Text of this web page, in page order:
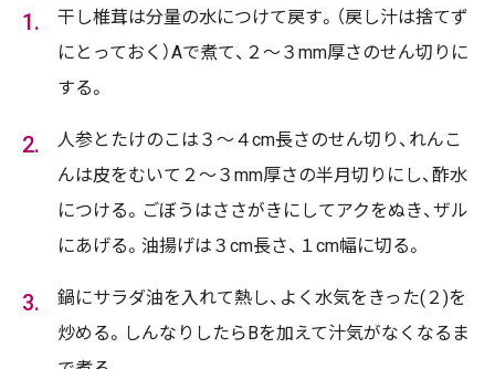
干し椎茸は分量の水につけて戻す。（戻し汁は捨てず
にとっておく）Aで煮て、２～３mm厚さのせん切りに
する。
人参とたけのこは３～４cm長さのせん切り、れんこ
んは皮をむいて２～３mm厚さの半月切りにし、酢水
につける。ごぼうはささがきにしてアクをぬき、ザル
にあげる。油揚げは３cm長さ、１cm幅に切る。
鍋にサラダ油を入れて熱し、よく水気をきった(２)を
炒める。しんなりしたらBを加えて汁気がなくなるま